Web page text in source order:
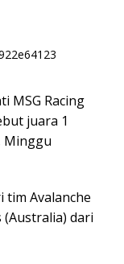
MSG Racing
juara 1
Minggu
tim Avalanche
dari